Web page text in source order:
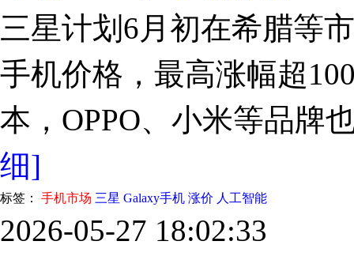
三星计划6月初在希腊等
手机价格，最高涨幅超
本，OPPO、小米等品牌
细]
标签： 手机市场 三星 Galaxy手机 涨价 人工智能
2026-05-27 18:02:33